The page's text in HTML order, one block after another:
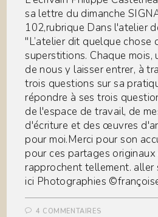
sa lettre du dimanche
102,rubrique Dans l'atelier
"L’atelier dit quelque chose
superstitions. Chaque mois,
de nous y laisser entrer, à
trois questions sur sa
répondre à ses trois
de l'espace de travail, de
d'écriture et des œuvres
pour moi.Merci pour son
pour ces partages originaux
rapprochent tellement. aller
ici Photographies
4 COMMENTAIRES